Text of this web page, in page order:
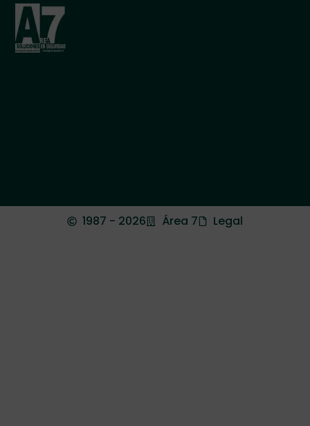
1987 - 2026 Área 7 Legal